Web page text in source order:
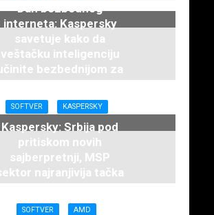
Dan bezbednog
interneta: Kaspersky
savetuje kako da
veštačku inteligenciju
bezbednijom za
decu
12. februara 2026.
SOFTVER KASPERSKY
Kaspersky: Srbija pod
pritiskom novih
sajberpretnji, MSP
najranjivija tačka
SOFTVER AMD